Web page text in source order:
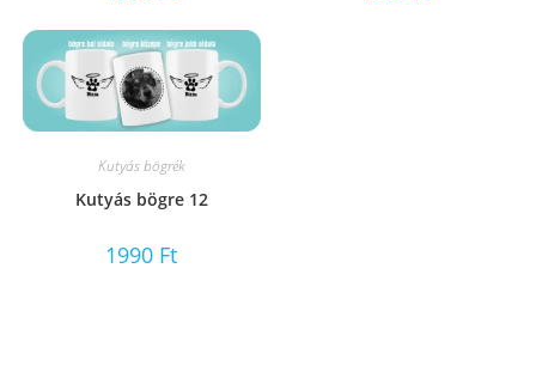
Kutyás bögrék
Kutyás bögre 12
1990 Ft